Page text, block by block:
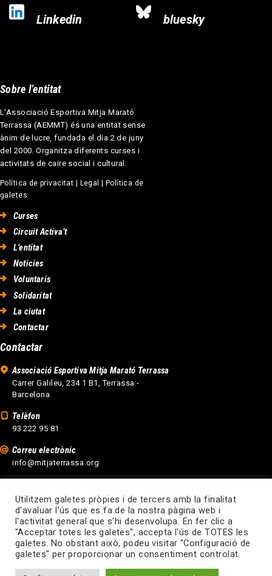
Linkedin bluesky
Sobre l’entitat
L'Associació Esportiva Mitja Marató
Terrassa (AEMMT) és una entitat sense
ànim de lucre, fundada el dia 2 de juny
del 2000. Organitza diferents curses i
activitats de caire social i cultural.
Política de privacitat Legal
Política de
galetes
Curses
Circuit Activa’t
L’entitat
Noticies
Voluntaris
Solidaritat
La ciutat
Contactar
Contactar
Associació Esportiva Mitja Marató Terrassa
Carrer Galileu, 234 1 B1, Terrassa -
Barcelona
Telèfon
93 222 95 81
Correu electrònic
info@mitjaterrassa.org
Disseny web Terrassa
Utilitzem galetes pròpies i de tercers amb la finalitat
d'avaluar l'ús que es fa de la nostra pàgina web i
l'activitat general que s'hi desenvolupa. En fer clic a
"Acceptar totes les galetes", accepta l'ús de TOTES les
galetes. No obstant això, podeu visitar "Configuració de
galetes" per proporcionar un consentiment controlat.